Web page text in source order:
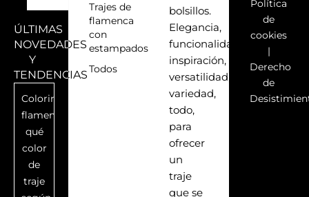
ÚLTIMAS
NOVEDADES
Y
TENDENCIAS
Colorimetría
flamenca:
qué
color
de
traje
Trajes de
flamenca
con
estampados
Todos
bolsillos.
Elegancia,
funcionalidad,
inspiración,
versatilidad,
variedad,
todo,
para
ofrecer
un
traje
que se
Política
de
cookies
|
Derecho
de